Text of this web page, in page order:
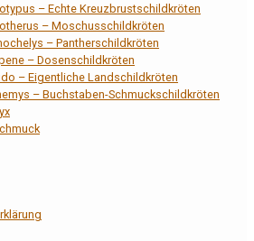
– Echte Kreuzbrustschildkröten
– Moschusschildkröten
– Pantherschildkröten
– Dosenschildkröten
– Eigentliche Landschildkröten
– Buchstaben-Schmuckschildkröten